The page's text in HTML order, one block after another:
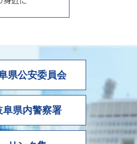
県公安委員会
阜県内警察署